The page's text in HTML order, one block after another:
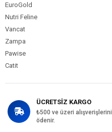
EuroGold
Nutri Feline
Vancat
Zampa
Pawise
Catit
ÜCRETSİZ KARGO
₺500 ve üzeri
ödenir.